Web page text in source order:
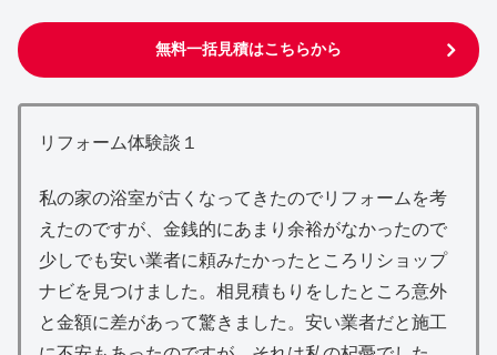
無料一括見積はこちらから
リフォーム体験談１
私の家の浴室が古くなってきたのでリフォームを考
えたのですが、金銭的にあまり余裕がなかったので
少しでも安い業者に頼みたかったところリショップ
ナビを見つけました。相見積もりをしたところ意外
と金額に差があって驚きました。安い業者だと施工